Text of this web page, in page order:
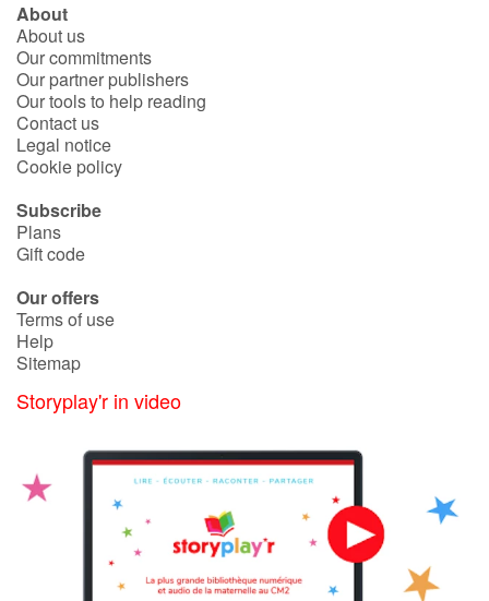
About
About us
Our commitments
Our partner publishers
Our tools to help reading
Contact us
Legal notice
Cookie policy
Subscribe
Plans
Gift code
Our offers
Terms of use
Help
Sitemap
Storyplay'r in video